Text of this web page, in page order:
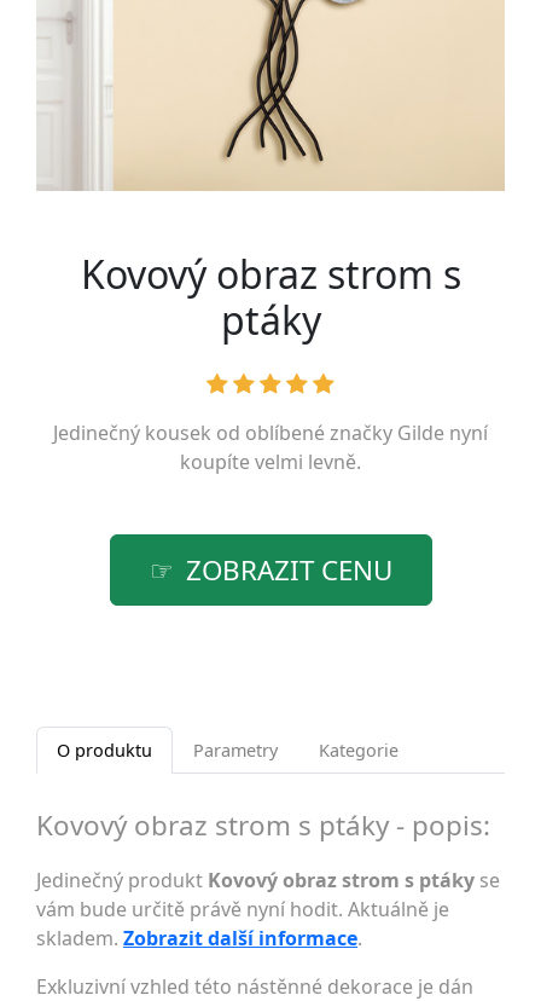
Kovový obraz strom s
ptáky
Jedinečný kousek od oblíbené značky Gilde nyní
koupíte velmi levně.
ZOBRAZIT CENU
O produktu Parametry Kategorie
Kovový obraz strom s ptáky - popis:
Jedinečný produkt Kovový obraz strom s ptáky se
vám bude určitě právě nyní hodit. Aktuálně je
skladem. Zobrazit další informace.
Exkluzivní vzhled této nástěnné dekorace je dán